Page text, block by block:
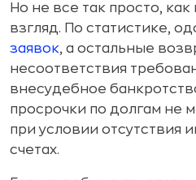
Но не все так просто,
взгляд. По статистике,
заявок, а остальные
несоответствия
внесудебное
просрочки по долгам не
при условии отсутствия
счетах.